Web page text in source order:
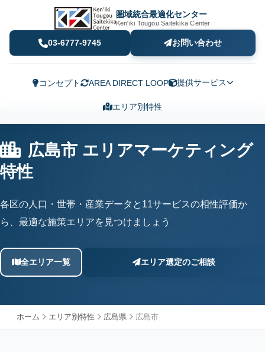
圏域統合最適化センター
Ken'iki Tougou Saitekika Center
03-6777-9745 お問い合わせ
コンセプト AREA DIRECT LOOP 提供サービス
エリア別特性
広島市 エリアマーケティング
特性
各区の人口・世帯・産業データと11サービスの相性評価か
ら、最適な施策エリアを見つけましょう
全エリア一覧 エリア選定のご相談
ホーム エリア別特性 広島県 広島市